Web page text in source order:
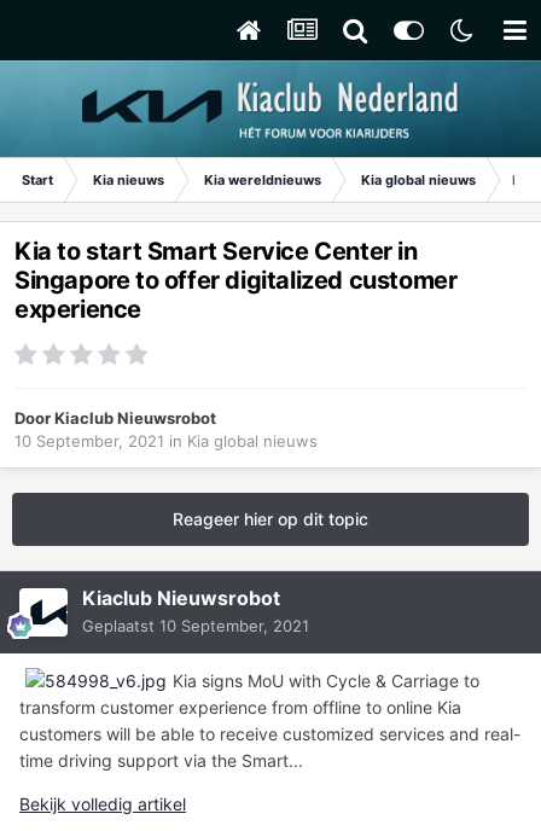
Start Kia nieuws Kia wereldnieuws Kia global nieuws Kia
Kia to start Smart Service Center in
Singapore to offer digitalized customer
experience
DoorKiaclub Nieuwsrobot
10 September, 2021 in Kia global nieuws
Reageer hier op dit topic
Kiaclub Nieuwsrobot
Geplaatst 10 September, 2021
Kia signs MoU with Cycle & Carriage to
transform customer experience from offline to online Kia
customers will be able to receive customized services and real-
time driving support via the Smart...
Bekijk volledig artikel